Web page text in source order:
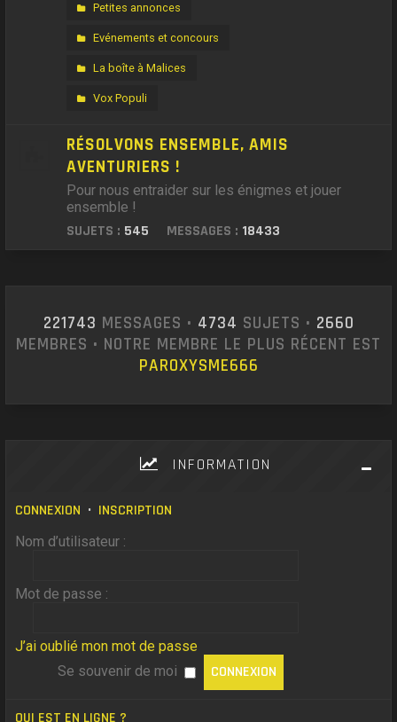
Petites annonces
Evénements et concours
La boîte à Malices
Vox Populi
RÉSOLVONS ENSEMBLE, AMIS
AVENTURIERS !
Pour nous entraider sur les énigmes et jouer
ensemble !
SUJETS : 545 MESSAGES : 18433
221743 MESSAGES • 4734 SUJETS • 2660
MEMBRES • NOTRE MEMBRE LE PLUS RÉCENT EST
PAROXYSME666
INFORMATION
CONNEXION • INSCRIPTION
Nom d’utilisateur :
Mot de passe :
J’ai oublié mon mot de passe
Se souvenir de moi
QUI EST EN LIGNE ?